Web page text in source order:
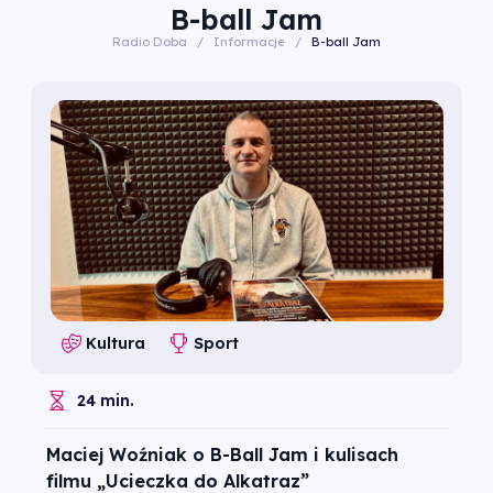
B-ball Jam
Radio Doba / Informacje / B-ball Jam
Kultura Sport
24 min.
Maciej Woźniak o B-Ball Jam i kulisach
filmu „Ucieczka do Alkatraz”